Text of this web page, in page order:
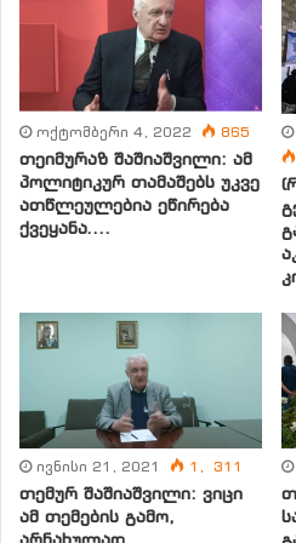
პოლიტიკური გამოცდილება
ოპოზიციასაც.
23 წლის დევნილობის
მიმდინარე პოლიტიკურმა და
პოლიტიკაში ხელახლა ჩამაბა.
ოცდასამი წელი თითოეული
იმედით, რომ ჩვენს კერიას
მაგრამ – ამაოდ… ეს იმედი
წლის აგვისტოს ომის
ტკივილი დაემატა,
– მსხვერპლი და ზარალს –
პოლიტიკური სიტუაცია
წლებით უკან ჩარჩენილების
მათი ხელით, ვინც
ხალხს!
ოქტომბერი 4, 2022 865
თეიმურაზ შაშიაშვილი: ამ
პოლიტიკურ თამაშებს უკვე
ათწლეულებია ეწირება
ქვეყანა….
ივნისი 21, 2021 1, 311
თემურ შაშიაშვილი: ვიცი
ამ თემების გამო,